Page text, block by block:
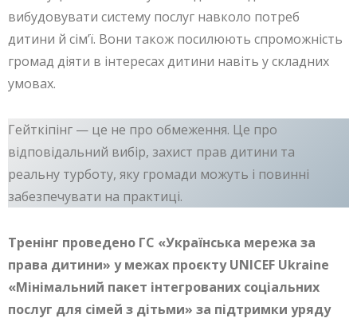
вибудовувати систему послуг навколо потреб
дитини й сім’ї. Вони також посилюють спроможність
громад діяти в інтересах дитини навіть у складних
умовах.
Гейткіпінг — це не про обмеження. Це про
відповідальний вибір, захист прав дитини та
реальну турботу, яку громади можуть і повинні
забезпечувати на практиці.
Тренінг проведено ГС «Українська мережа за
права дитини» у межах проєкту UNICEF Ukraine
«Мінімальний пакет інтегрованих соціальних
послуг для сімей з дітьми» за підтримки уряду